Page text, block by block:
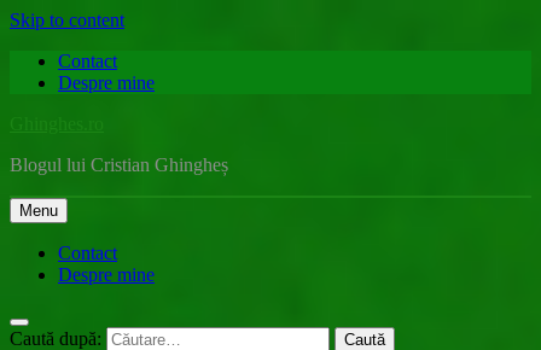
Skip to content
Contact
Despre mine
Blogul lui Cristian Ghingheș
Menu
Contact
Despre mine
Caută după: